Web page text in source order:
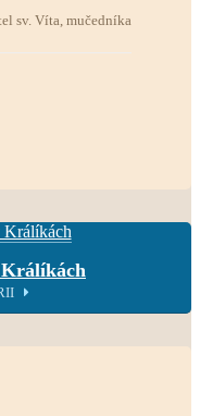
sv. Víta, mučedníka